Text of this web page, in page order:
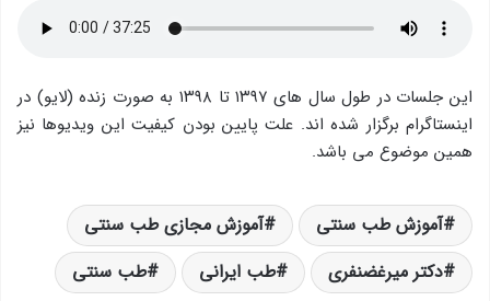
این جلسات در طول سال های ۱۳۹۷ تا ۱۳۹۸ به صورت زنده (لایو) در
اینستاگرام برگزار شده اند. علت پایین بودن کیفیت این ویدیوها نیز
همین موضوع می باشد.
آموزش طب سنتی
آموزش مجازی طب سنتی
دکتر میرغضنفری
طب ایرانی طب سنتی